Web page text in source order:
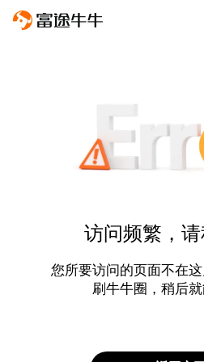
访问频繁，
您所要访问的页面不在
刷牛牛圈，稍后